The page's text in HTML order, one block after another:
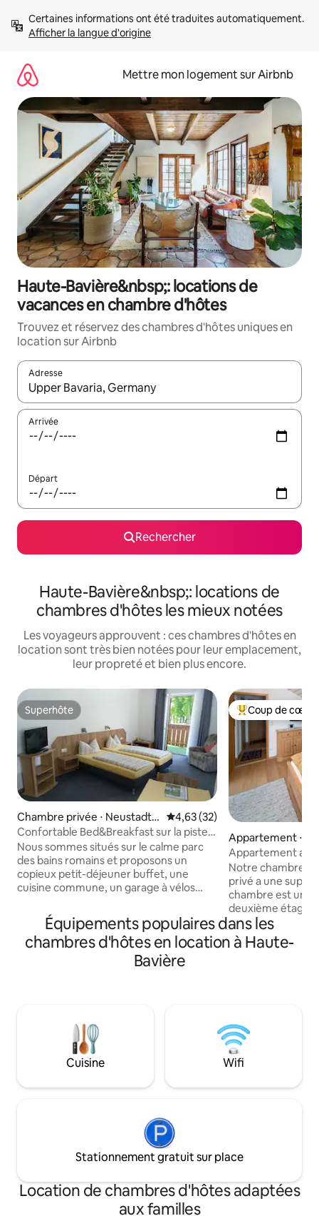
directement
Afficher la langue d'origine
Mettre mon logement sur Airbnb
Haute-Bavière&nbsp;: locations de
vacances en chambre d'hôtes
Trouvez et réservez des chambres d'hôtes uniques en
location sur Airbnb
Adresse
Lorsque les résultats s'affichent, utilisez les flèches vers le
Arrivée
Départ
Rechercher
Haute-Bavière&nbsp;: locations de
chambres d'hôtes les mieux notées
Les voyageurs approuvent : ces chambres d'hôtes en
location sont très bien notées pour leur emplacement,
leur propreté et bien plus encore.
Superhôte
Superhôte
Chambre privée ⋅ Neustadt a
n der Donau
Évaluation moyenne sur la
4,63 (32)
Confortable Bed&Breakfast sur la piste
cyclable du Danube/Danube
Nous sommes situés sur le calme parc
des bains romains et proposons un
copieux petit-déjeuner buffet, une
cuisine commune, un garage à vélos
linge(payant), un parking,une connexion
Wi-Fi. En 3 min, vous trouverez 3
restaurants bavarois, des jardins àbière.
soufre/tourbière/thermal sont à 1 km. À
de la salle de libération Kelheim, du
centre commercial Ingolstadt, du
Vogelpark, de Datzlwurm Essing, du
château de Randeck, du château de
Coups de cœur
Coup de cœur
Appartement ⋅
Appartement
Notre chambre
privé a une
chambre est une
deuxième étage
magnifique sur les
pouvez prendre
dans notre salle à
place. Par
Réservation minimum
septembre,
jours
Équipements populaires dans les
chambres d'hôtes en location à Haute-
Bavière
Cuisine Wifi
Stationnement gratuit sur place
Location de chambres d'hôtes adaptées
aux familles